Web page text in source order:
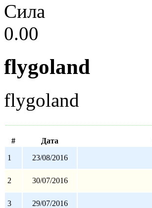
Сила
0.00
flygoland
flygoland
# Дата
1
23/08/2016
2 30/07/2016
3 29/07/2016